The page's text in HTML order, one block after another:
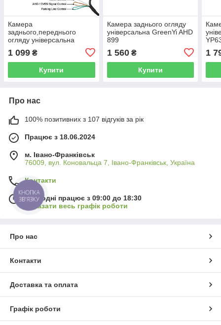
Камера
заднього,переднього
огляду універсальна
1 099 ₴
Купити
Камера заднього огляду
універсальна GreenYi AHD
899
1 560₴
Купити
1
Про нас
100% позитивних з 107 відгуків за рік
Працює з 18.06.2024
м. Івано-Франківськ
76009, вул. Коновальца 7, Івано-Франківськ, Україна
Контакти
Сьогодні працює з 09:00 до 18:30
Показати весь графік роботи
Про нас
Контакти
Доставка та оплата
Графік роботи
КНОПКА
ЗВ'ЯЗКУ